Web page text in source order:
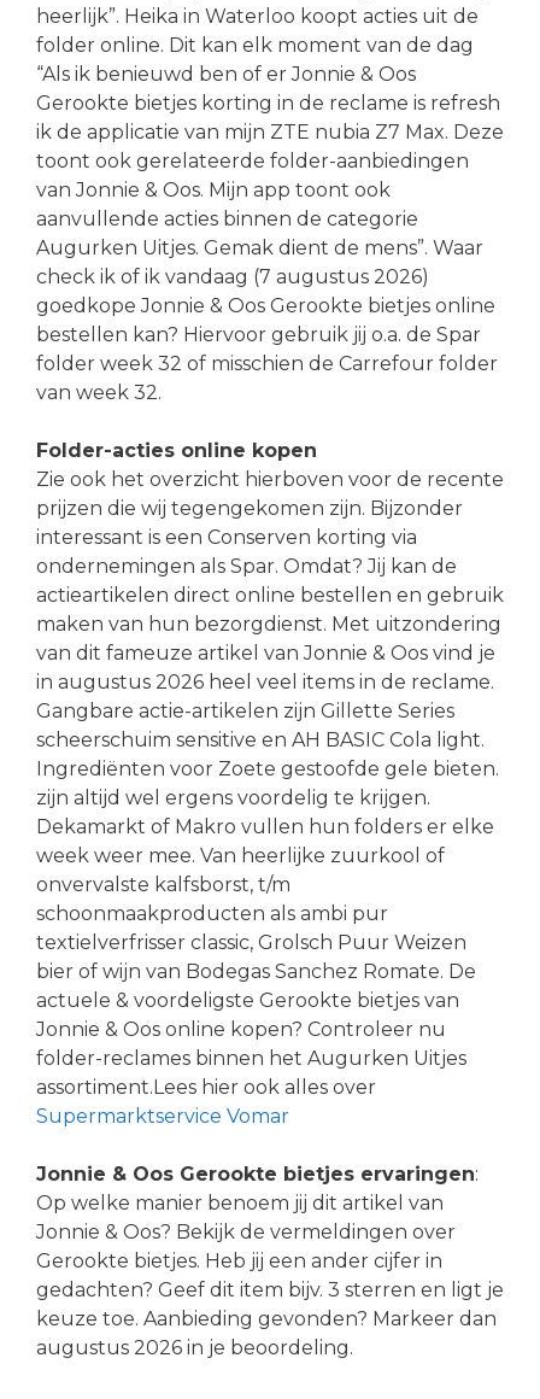
heerlijk”. Heika in Waterloo koopt acties uit de
folder online. Dit kan elk moment van de dag
“Als ik benieuwd ben of er Jonnie & Oos
Gerookte bietjes korting in de reclame is refresh
ik de applicatie van mijn ZTE nubia Z7 Max. Deze
toont ook gerelateerde folder-aanbiedingen
van Jonnie & Oos. Mijn app toont ook
aanvullende acties binnen de categorie
Augurken Uitjes. Gemak dient de mens”. Waar
check ik of ik vandaag (7 augustus 2026)
goedkope Jonnie & Oos Gerookte bietjes online
bestellen kan? Hiervoor gebruik jij o.a. de Spar
folder week 32 of misschien de Carrefour folder
van week 32.
Folder-acties online kopen
Zie ook het overzicht hierboven voor de recente
prijzen die wij tegengekomen zijn. Bijzonder
interessant is een Conserven korting via
ondernemingen als Spar. Omdat? Jij kan de
actieartikelen direct online bestellen en gebruik
maken van hun bezorgdienst. Met uitzondering
van dit fameuze artikel van Jonnie & Oos vind je
in augustus 2026 heel veel items in de reclame.
Gangbare actie-artikelen zijn Gillette Series
scheerschuim sensitive en AH BASIC Cola light.
Ingrediënten voor Zoete gestoofde gele bieten.
zijn altijd wel ergens voordelig te krijgen.
Dekamarkt of Makro vullen hun folders er elke
week weer mee. Van heerlijke zuurkool of
onvervalste kalfsborst, t/m
schoonmaakproducten als ambi pur
textielverfrisser classic, Grolsch Puur Weizen
bier of wijn van Bodegas Sanchez Romate. De
actuele & voordeligste Gerookte bietjes van
Jonnie & Oos online kopen? Controleer nu
folder-reclames binnen het Augurken Uitjes
assortiment.Lees hier ook alles over
Supermarktservice Vomar
Jonnie & Oos Gerookte bietjes ervaringen:
Op welke manier benoem jij dit artikel van
Jonnie & Oos? Bekijk de vermeldingen over
Gerookte bietjes. Heb jij een ander cijfer in
gedachten? Geef dit item bijv. 3 sterren en ligt je
keuze toe. Aanbieding gevonden? Markeer dan
augustus 2026 in je beoordeling.